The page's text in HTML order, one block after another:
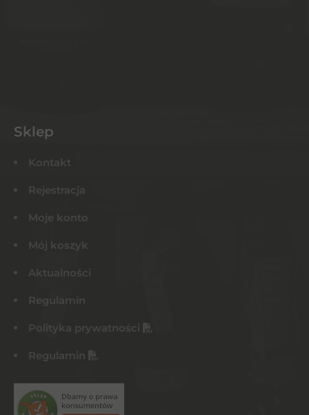
Sklep
Kontakt
Rejestracja
Moje konto
Mój koszyk
Aktualności
Regulamin
Polityka prywatności
Regulamin